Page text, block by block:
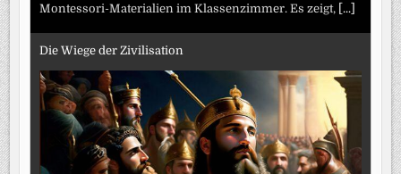
Montessori-Materialien im Klassenzimmer. Es zeigt, [...]
Die Wiege der Zivilisation